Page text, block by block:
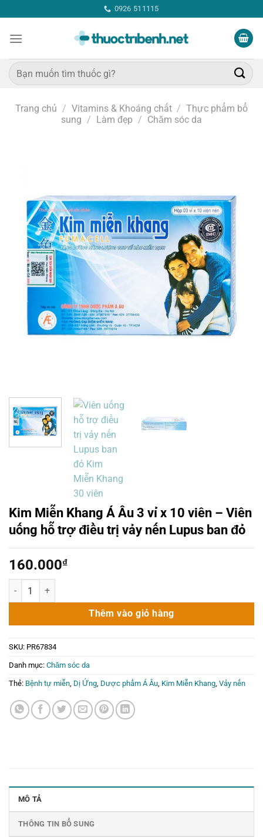
qua
nội
0926 511115
Tìm
kiếm:
Trang chủ / Vitamins & Khoáng chất / Thực phẩm bổ
sung / Làm đẹp / Chăm sóc da
Kim Miễn Khang Á Âu 3 vỉ x 10 viên – Viên
uống hỗ trợ điều trị vảy nến Lupus ban đỏ
160.000₫
Kim Miễn Khang Á Âu 3 vỉ x 10 viên - Viên uống hỗ trợ điều trị vảy
Thêm vào giỏ hàng
SKU: PR67834
Danh mục: Chăm sóc da
Thẻ: Bệnh tự miễn, Dị Ứng, Dược phẩm Á Âu, Kim Miễn Khang, Vảy nến
MÔ TẢ
THÔNG TIN BỔ SUNG